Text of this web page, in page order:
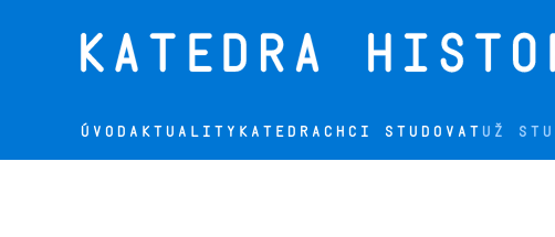
Přejít na hlavní obsah
ÚVOD AKTUALITY KATEDRA CHCI STUDOVAT UŽ